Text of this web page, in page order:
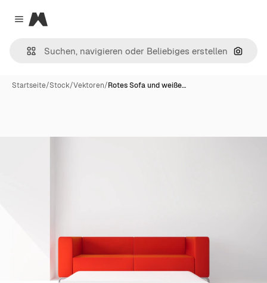
Close menu
Magnific
Nach
Startseite/Stock/Vektoren/Rotes Sofa und weiße…